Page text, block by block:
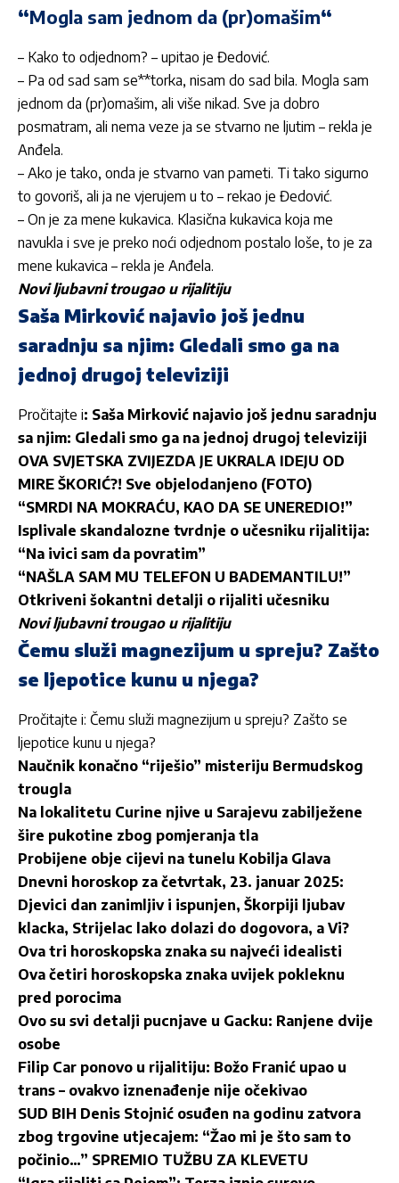
“Mogla sam jednom da (pr)omašim“
– Kako to odjednom? – upitao je Đedović.
– Pa od sad sam se**torka, nisam do sad bila. Mogla sam
jednom da (pr)omašim, ali više nikad. Sve ja dobro
posmatram, ali nema veze ja se stvarno ne ljutim – rekla je
Anđela.
– Ako je tako, onda je stvarno van pameti. Ti tako sigurno
to govoriš, ali ja ne vjerujem u to – rekao je Đedović.
– On je za mene kukavica. Klasična kukavica koja me
navukla i sve je preko noći odjednom postalo loše, to je za
mene kukavica – rekla je Anđela.
Novi ljubavni trougao u rijalitiju
Saša Mirković najavio još jednu
saradnju sa njim: Gledali smo ga na
jednoj drugoj televiziji
Pročitajte i: Saša Mirković najavio još jednu saradnju
sa njim: Gledali smo ga na jednoj drugoj televiziji
OVA SVJETSKA ZVIJEZDA JE UKRALA IDEJU OD
MIRE ŠKORIĆ?! Sve objelodanjeno (FOTO)
“SMRDI NA MOKRAĆU, KAO DA SE UNEREDIO!”
Isplivale skandalozne tvrdnje o učesniku rijalitija:
“Na ivici sam da povratim”
“NAŠLA SAM MU TELEFON U BADEMANTILU!”
Otkriveni šokantni detalji o rijaliti učesniku
Novi ljubavni trougao u rijalitiju
Čemu služi magnezijum u spreju? Zašto
se ljepotice kunu u njega?
Pročitajte i: Čemu služi magnezijum u spreju? Zašto se
ljepotice kunu u njega?
Naučnik konačno “riješio” misteriju Bermudskog
trougla
Na lokalitetu Curine njive u Sarajevu zabilježene
šire pukotine zbog pomjeranja tla
Probijene obje cijevi na tunelu Kobilja Glava
Dnevni horoskop za četvrtak, 23. januar 2025:
Djevici dan zanimljiv i ispunjen, Škorpiji ljubav
klacka, Strijelac lako dolazi do dogovora, a Vi?
Ova tri horoskopska znaka su najveći idealisti
Ova četiri horoskopska znaka uvijek pokleknu
pred porocima
Ovo su svi detalji pucnjave u Gacku: Ranjene dvije
osobe
Filip Car ponovo u rijalitiju: Božo Franić upao u
trans – ovakvo iznenađenje nije očekivao
SUD BIH Denis Stojnić osuđen na godinu zatvora
zbog trgovine utjecajem: “Žao mi je što sam to
počinio…” SPREMIO TUŽBU ZA KLEVETU